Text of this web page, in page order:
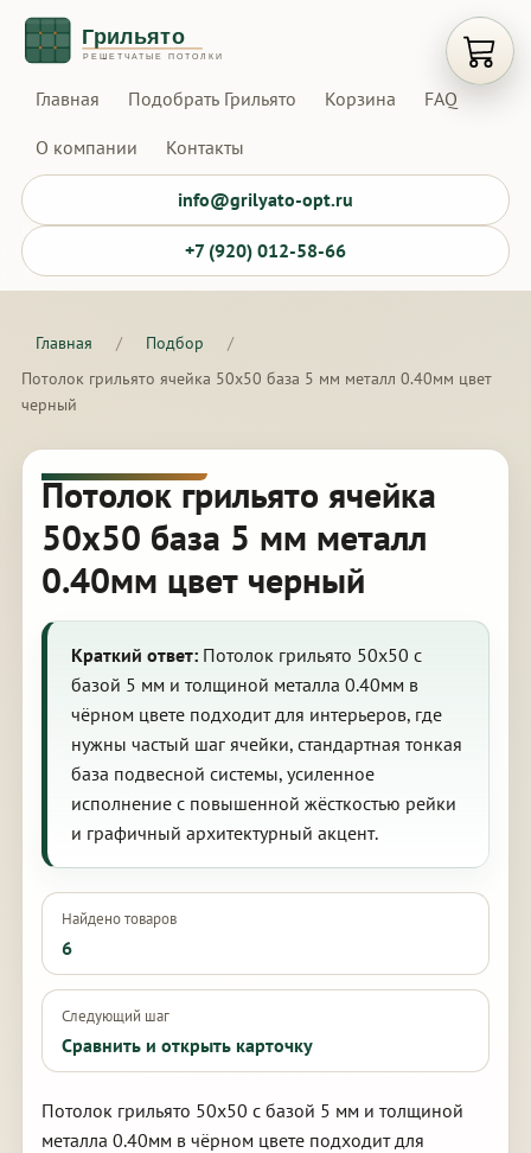
Главная Подобрать Грильято Корзина FAQ
О компании Контакты
info@grilyato-opt.ru
+7 (920) 012-58-66
Главная / Подбор
/
Потолок грильято ячейка 50х50 база 5 мм металл 0.40мм цвет
черный
Потолок грильято ячейка
50х50 база 5 мм металл
0.40мм цвет черный
Краткий ответ:Потолок грильято 50х50 с
базой 5 мм и толщиной металла 0.40мм в
чёрном цвете подходит для интерьеров, где
нужны частый шаг ячейки, стандартная тонкая
база подвесной системы, усиленное
исполнение с повышенной жёсткостью рейки
и графичный архитектурный акцент.
Найдено товаров
6
Следующий шаг
Сравнить и открыть карточку
Потолок грильято 50х50 с базой 5 мм и толщиной
металла 0.40мм в чёрном цвете подходит для